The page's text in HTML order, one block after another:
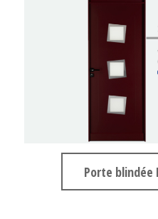
Porte blindée